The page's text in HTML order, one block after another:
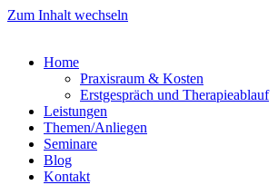
Zum Inhalt wechseln
Home
Praxisraum & Kosten
Erstgespräch und Therapieablauf
Leistungen
Themen/Anliegen
Seminare
Blog
Kontakt